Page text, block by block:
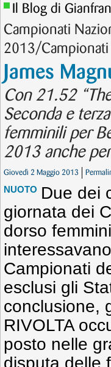
Il Blog di
Campionati
2013/Campionati
James
Con 21.52
Seconda e
femminili per
2013 anche
Giovedì 2 Maggio 2013
NUOTO Due dei
giornata dei
dorso
Campionati
esclusi gli
conclusione,
RIVOLTA
posto nelle
disputa delle